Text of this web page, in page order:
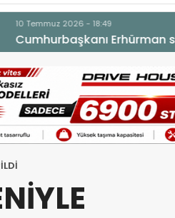
hastaneye kaldırıldı